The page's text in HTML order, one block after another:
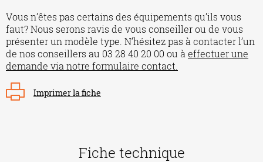
Vous n’êtes pas certains des équipements qu’ils vous
faut? Nous serons ravis de vous conseiller ou de vous
présenter un modèle type. N’hésitez pas à contacter l’un
de nos conseillers au 03 28 40 20 00 ou àeffectuer une
demande via notre formulaire contact.
Imprimer la fiche
Fiche technique